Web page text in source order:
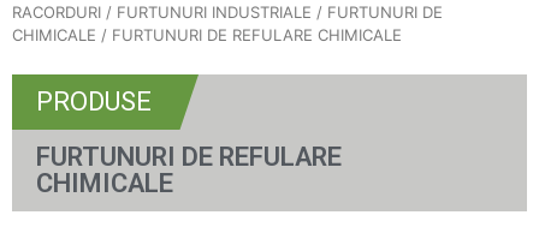
RACORDURI / FURTUNURI INDUSTRIALE / FURTUNURI DE
CHIMICALE / FURTUNURI DE REFULARE CHIMICALE
PRODUSE
FURTUNURI DE REFULARE
CHIMICALE